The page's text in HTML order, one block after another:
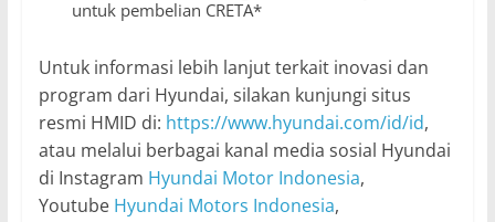
untuk pembelian CRETA*
Untuk informasi lebih lanjut terkait inovasi dan
program dari Hyundai, silakan kunjungi situs
resmi HMID di: https://www.hyundai.com/id/id,
atau melalui berbagai kanal media sosial Hyundai
di Instagram Hyundai Motor Indonesia,
Youtube Hyundai Motors Indonesia,